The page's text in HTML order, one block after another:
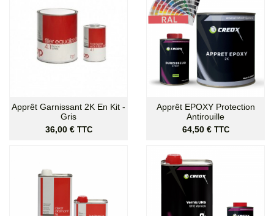
Apprêt Garnissant 2K En Kit -
Gris
Prix
36,00 € TTC
Apprêt EPOXY Protection
Antirouille
Prix
64,50 € TTC